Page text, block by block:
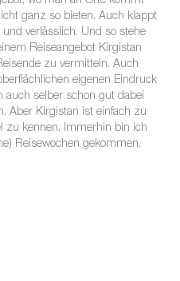
ganz so bieten. Auch klappt
verlässlich. Und so stehe
Reiseangebot Kirgistan
zu vermitteln. Auch
eigenen Eindruck
auch selber schon gut dabei
Aber Kirgistan ist einfach zu
zu kennen. Immerhin bin ich
Reisewochen gekommen.